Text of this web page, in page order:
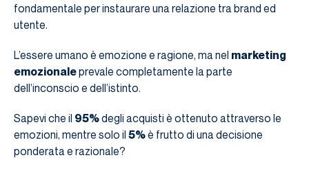
fondamentale per instaurare una relazione tra brand ed
utente.
L’essere umano è emozione e ragione, ma nel marketing
emozionaleprevale completamente la parte
dell’inconscio e dell’istinto.
Sapevi che il 95%degli acquisti è ottenuto attraverso le
emozioni, mentre solo il 5%è frutto di una decisione
ponderata e razionale?